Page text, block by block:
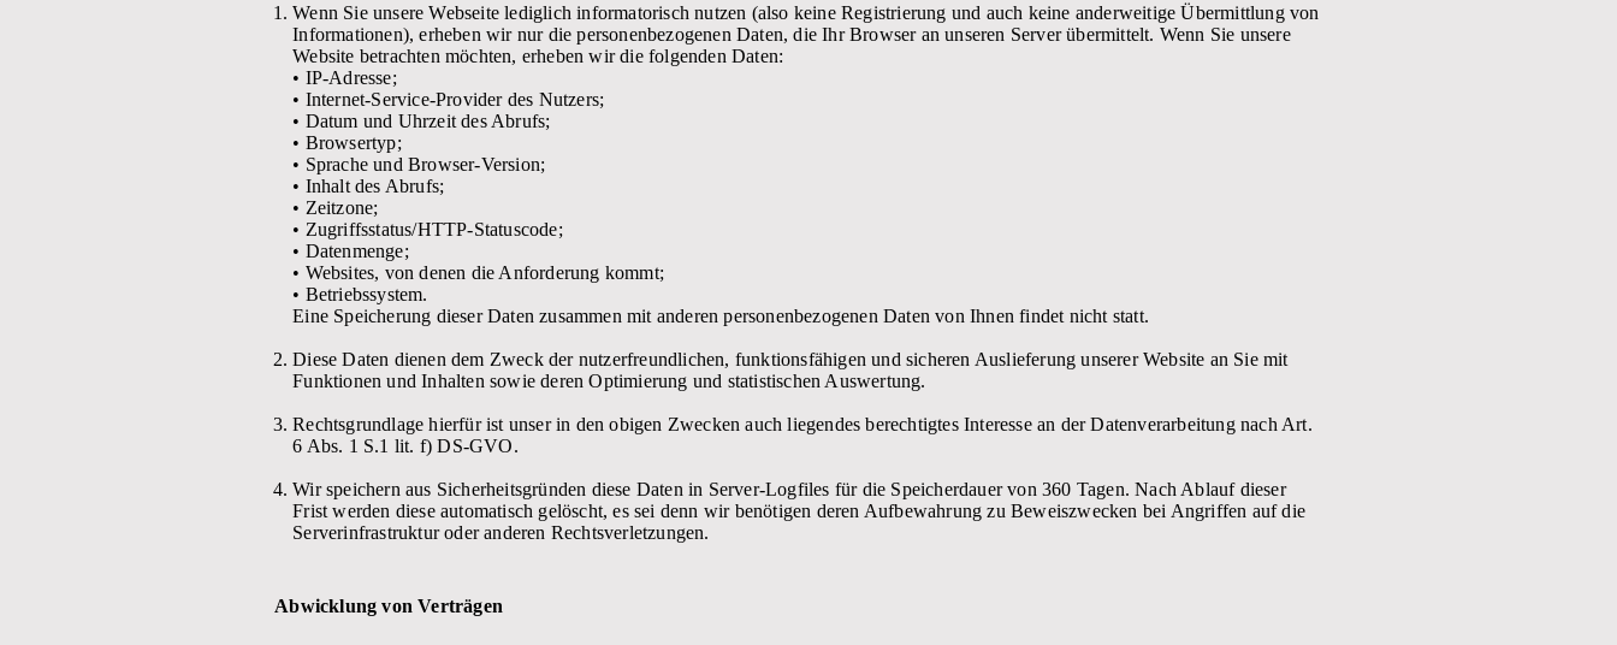
Wenn Sie unsere Webseite lediglich informatorisch nutzen (also keine Registrierung und auch keine anderweitige Übermittlung von
Informationen), erheben wir nur die personenbezogenen Daten, die Ihr Browser an unseren Server übermittelt. Wenn Sie unsere
Website betrachten möchten, erheben wir die folgenden Daten:
• IP-Adresse;
• Internet-Service-Provider des Nutzers;
• Datum und Uhrzeit des Abrufs;
• Browsertyp;
• Sprache und Browser-Version;
• Inhalt des Abrufs;
• Zeitzone;
• Zugriffsstatus/HTTP-Statuscode;
• Datenmenge;
• Websites, von denen die Anforderung kommt;
• Betriebssystem.
Eine Speicherung dieser Daten zusammen mit anderen personenbezogenen Daten von Ihnen findet nicht statt.
Diese Daten dienen dem Zweck der nutzerfreundlichen, funktionsfähigen und sicheren Auslieferung unserer Website an Sie mit
Funktionen und Inhalten sowie deren Optimierung und statistischen Auswertung.
Rechtsgrundlage hierfür ist unser in den obigen Zwecken auch liegendes berechtigtes Interesse an der Datenverarbeitung nach Art.
6 Abs. 1 S.1 lit. f) DS-GVO.
Wir speichern aus Sicherheitsgründen diese Daten in Server-Logfiles für die Speicherdauer von 360 Tagen. Nach Ablauf dieser
Frist werden diese automatisch gelöscht, es sei denn wir benötigen deren Aufbewahrung zu Beweiszwecken bei Angriffen auf die
Serverinfrastruktur oder anderen Rechtsverletzungen.
Abwicklung von Verträgen